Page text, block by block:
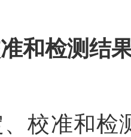
和检测结
校准和检